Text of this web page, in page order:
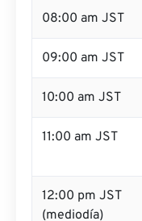
08:00 am JST
09:00 am JST
10:00 am JST
11:00 am JST
12:00 pm JST
(mediodía)